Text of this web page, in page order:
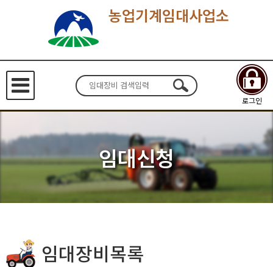
농업기계임대사업소
로그인
임대신청
임대장비목록